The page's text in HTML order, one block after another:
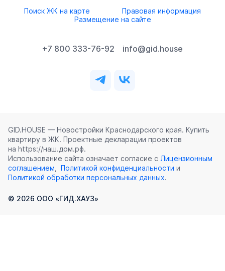
Поиск ЖК на карте
Правовая информация
Размещение на сайте
+7 800 333-76-92 info@gid.house
GID.HOUSE — Новостройки Краснодарского края. Купить
квартиру в ЖК. Проектные декларации проектов
на https://наш.дом.рф.
Использование сайта означает согласие с Лицензионным
соглашением
Политикой конфиденциальности и
Политикой обработки персональных данных.
© 2026 ООО «ГИД.ХАУЗ»